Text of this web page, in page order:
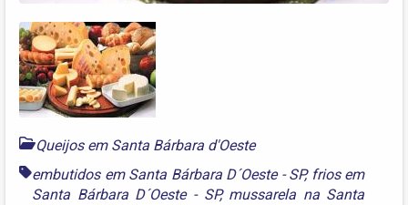
Queijos em Santa Bárbara d'Oeste
embutidos em Santa Bárbara D´Oeste - SP, frios em
Santa Bárbara D´Oeste - SP, mussarela na Santa